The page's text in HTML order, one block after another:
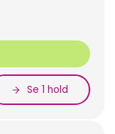
Se 1 hold